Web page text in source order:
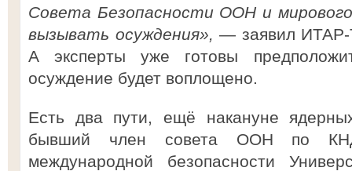
Совета Безопасности ООН и
вызывать осуждения», — заявил
А эксперты уже готовы
осуждение будет воплощено.
Есть два пути, ещё накануне
бывший член совета ООН по
международной безопасности